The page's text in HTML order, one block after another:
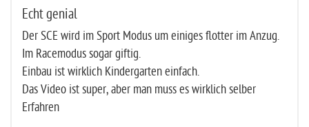
Echt genial
Der SCE wird im Sport Modus um einiges flotter im Anzug.
Im Racemodus sogar giftig.
Einbau ist wirklich Kindergarten einfach.
Das Video ist super, aber man muss es wirklich selber
Erfahren